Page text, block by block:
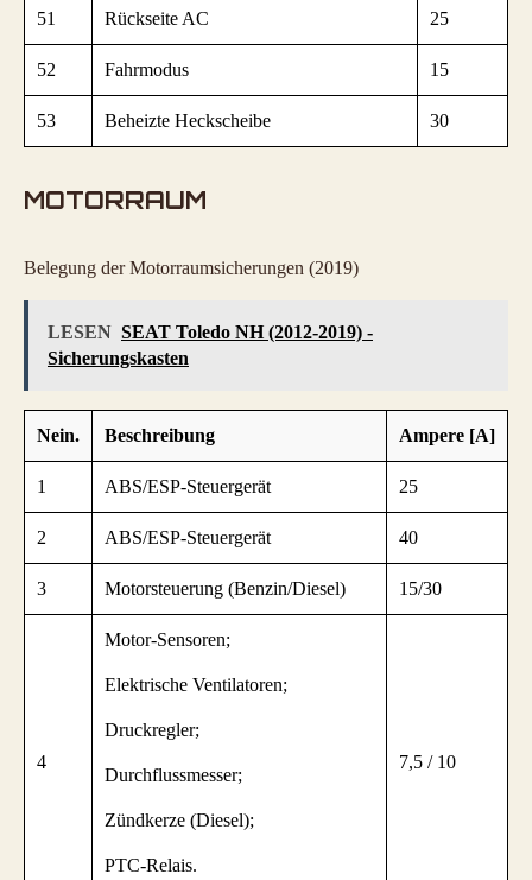
51 Rückseite AC 25
52 Fahrmodus 15
53 Beheizte Heckscheibe 30
MOTORRAUM
Belegung der Motorraumsicherungen (2019)
LESEN SEAT Toledo NH (2012-2019) -
Sicherungskasten
Nein. Beschreibung Ampere [A]
1 ABS/ESP-Steuergerät 25
2 ABS/ESP-Steuergerät 40
3 Motorsteuerung (Benzin/Diesel) 15/30
4
Motor-Sensoren;
Elektrische Ventilatoren;
Druckregler;
Durchflussmesser;
Zündkerze (Diesel);
PTC-Relais.
7,5 / 10